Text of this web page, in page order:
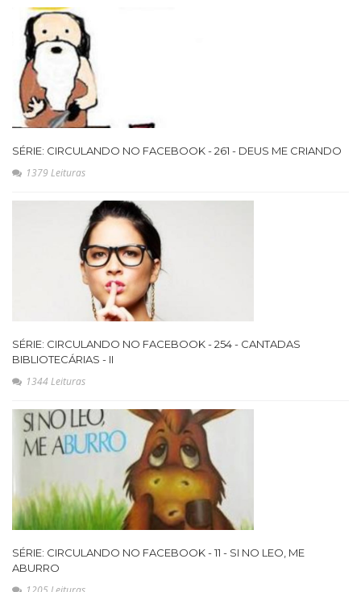
SÉRIE: CIRCULANDO NO FACEBOOK - 261 - DEUS ME CRIANDO
1379 Leituras
SÉRIE: CIRCULANDO NO FACEBOOK - 254 - CANTADAS
BIBLIOTECÁRIAS - II
1344 Leituras
SÉRIE: CIRCULANDO NO FACEBOOK - 11 - SI NO LEO, ME
ABURRO